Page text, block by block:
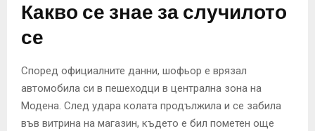
Какво се знае за случилото
се
Според официалните данни, шофьор е врязал
автомобила си в пешеходци в централна зона на
Модена. След удара колата продължила и се забила
във витрина на магазин, където е бил пометен още